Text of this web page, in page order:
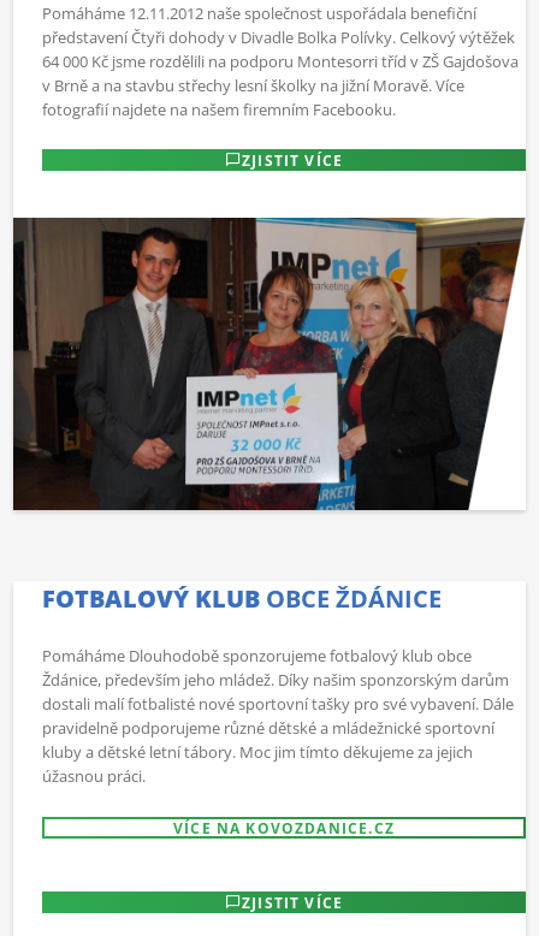
Pomáháme 12.11.2012 naše společnost uspořádala benefiční
představení Čtyři dohody v Divadle Bolka Polívky. Celkový výtěžek
64 000 Kč jsme rozdělili na podporu Montesorri tříd v ZŠ Gajdošova
v Brně a na stavbu střechy lesní školky na jižní Moravě. Více
fotografií najdete na našem firemním Facebooku.
ZJISTIT VÍCE
FOTBALOVÝ KLUB OBCE ŽDÁNICE
Pomáháme Dlouhodobě sponzorujeme fotbalový klub obce
Ždánice, především jeho mládež. Díky našim sponzorským darům
dostali malí fotbalisté nové sportovní tašky pro své vybavení. Dále
pravidelně podporujeme různé dětské a mládežnické sportovní
kluby a dětské letní tábory. Moc jim tímto děkujeme za jejich
úžasnou práci.
VÍCE NA KOVOZDANICE.CZ
ZJISTIT VÍCE